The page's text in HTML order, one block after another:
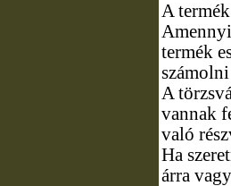
A
termék
A
vannak
való
Ha
árra